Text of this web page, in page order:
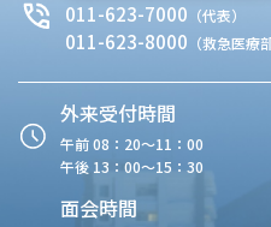
011-623-7000 （代表）
011-623-8000 （救急医療部
外来受付時間
午前 08：20〜11：00
午後 13：00〜15：30
面会時間